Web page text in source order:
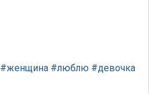
#женщина #люблю #девочка